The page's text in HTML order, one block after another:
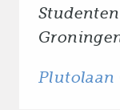
Plutolaan